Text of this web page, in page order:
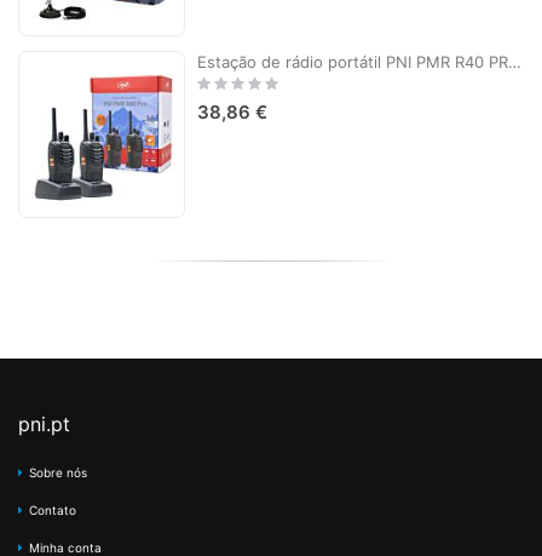
Estação de rádio portátil PNI PMR R40 PRO, conjunto com 2 peças, 0,5 W, 16 canais programáveis, 16 PMR e 50 CTCSS e 104 tons DCS, ASQ, TOT, monitor, programável, baterias de 1200mAh, carregadores e fones de ouvido incluídos
Rating:
38,86 €
pni.pt
Sobre nós
Contato
Minha conta